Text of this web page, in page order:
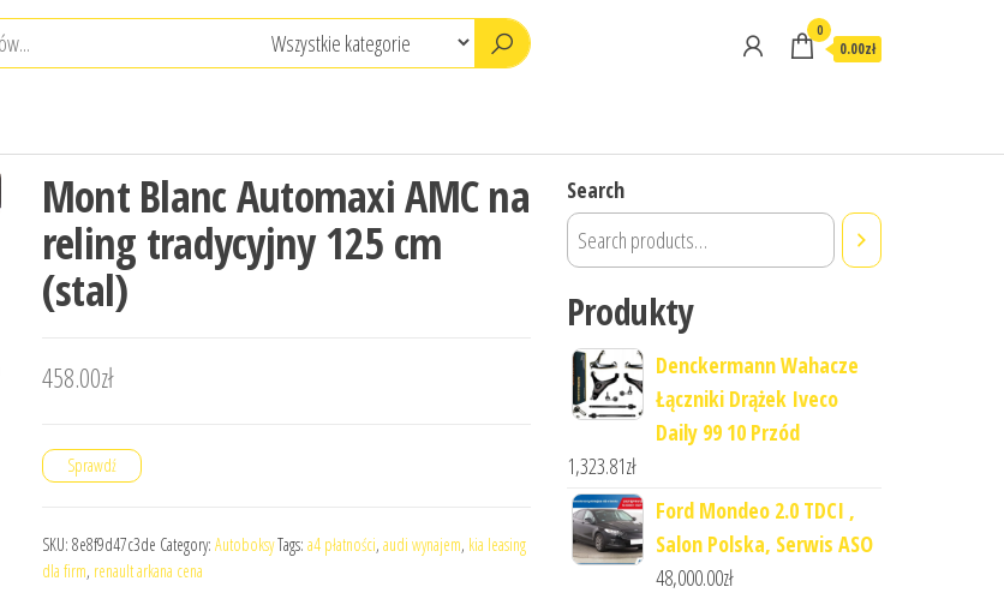
0
0.00zł
Mont Blanc Automaxi AMC na
reling tradycyjny 125 cm
(stal)
458.00zł
Sprawdź
SKU: 8e8f9d47c3de Category: AutoboksyTags: a4 płatności, audi wynajem, kia leasing
dla firm, renault arkana cena
Search
Produkty
Denckermann Wahacze
Łączniki Drążek Iveco
Daily 99 10 Przód
1,323.81zł
Ford Mondeo 2.0 TDCI ,
Salon Polska, Serwis ASO
48,000.00zł